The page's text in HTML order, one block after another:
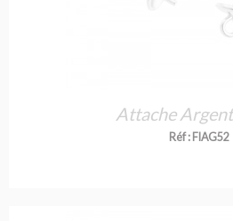
Attache
Réf : FIAG52